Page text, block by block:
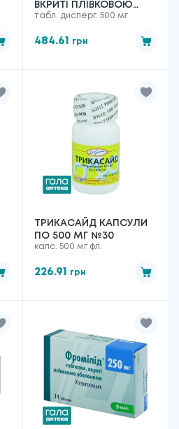
ВКРИТІ ПЛІВКОВОЮ
ОБОЛОНКОЮ ПО 500
табл. дисперг. 500 мг
484.61 грн
ТРИКАСАЙД КАПСУЛИ
ПО 500 МГ №30
капс. 500 мг фл.
226.91 грн